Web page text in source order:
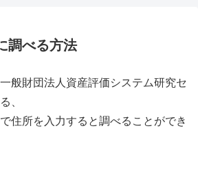
調べる方法
般財団法人資産評価システム研究セ
、
住所を入力すると調べることができ